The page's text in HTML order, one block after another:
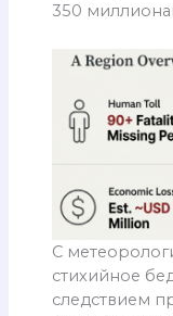
350
С
стихийное
следствием